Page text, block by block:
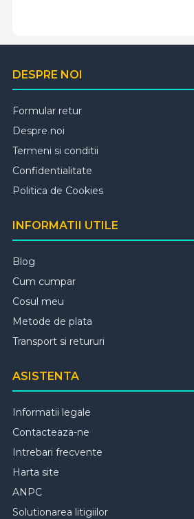
DESPRE NOI
Formular retur
Despre noi
Termeni si conditii
Confidentialitate
Politica de Cookies
INFORMATII UTILE
Blog
Cum cumpar
Cosul meu
Metode de plata
Transport si retururi
ASISTENTA
Informatii legale
Contacteaza-ne
Intrebari frecvente
Harta site
ANPC
Solutionarea litigiilor